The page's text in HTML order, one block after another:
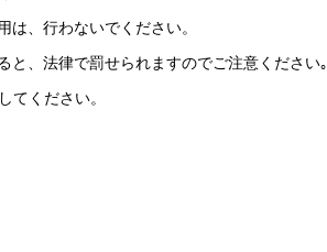
、行わないでください。
と、法律で罰せられますのでご注意ください｡
てください。